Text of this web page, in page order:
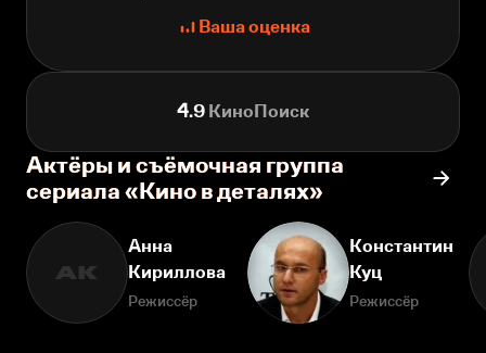
Ваша оценка
4.9 КиноПоиск
Актёры и съёмочная группа
сериала «Кино в деталях»
АК
Анна
Кириллова
Режиссёр
Константин
Куц
Режиссёр